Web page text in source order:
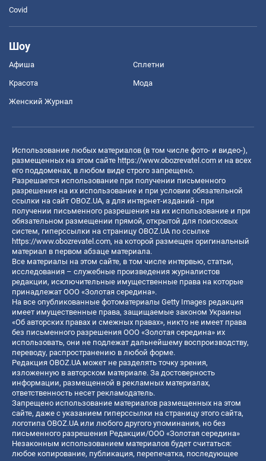
Covid
Шоу
Афиша Сплетни
Красота Мода
Женский Журнал
Использование любых материалов (в том числе фото- и видео-),
размещенных на этом сайте https://www.obozrevatel.com и на всех
его поддоменах, в любом виде строго запрещено.
Разрешается использование при получении письменного
разрешения на их использование и при условии обязательной
ссылки на сайт OBOZ.UA, а для интернет-изданий - при
получении письменного разрешения на их использование и при
обязательном размещении прямой, открытой для поисковых
систем, гиперссылки на страницу OBOZ.UA по ссылке
https://www.obozrevatel.com, на которой размещен оригинальный
материал в первом абзаце материала.
Все материалы на этом сайте, в том числе интервью, статьи,
исследования – служебные произведения журналистов
редакции, исключительные имущественные права на которые
принадлежат ООО «Золотая середина».
На все опубликованные фотоматериалы Getty Images редакция
имеет имущественные права, защищаемые законом Украины
«Об авторских правах и смежных правах», никто не имеет права
без письменного разрешения ООО «Золотая середина» их
использовать, они не подлежат дальнейшему воспроизводству,
переводу, распространению в любой форме.
Редакция OBOZ.UA может не разделять точку зрения,
изложенную в авторском материале. За достоверность
информации, размещенной в рекламных материалах,
ответственность несет рекламодатель.
Запрещено использование материалов размещенных на этом
сайте, даже с указанием гиперссылки на страницу этого сайта,
логотипа OBOZ.UA или любого другого упоминания, но без
письменного разрешения Редакции/ООО «Золотая середина»
Незаконным использованием материалов будет считаться:
любое копирование, публикация, перепечатка, последующее